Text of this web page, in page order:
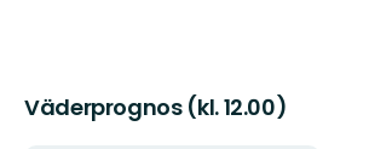
Väderprognos (kl. 12.00)